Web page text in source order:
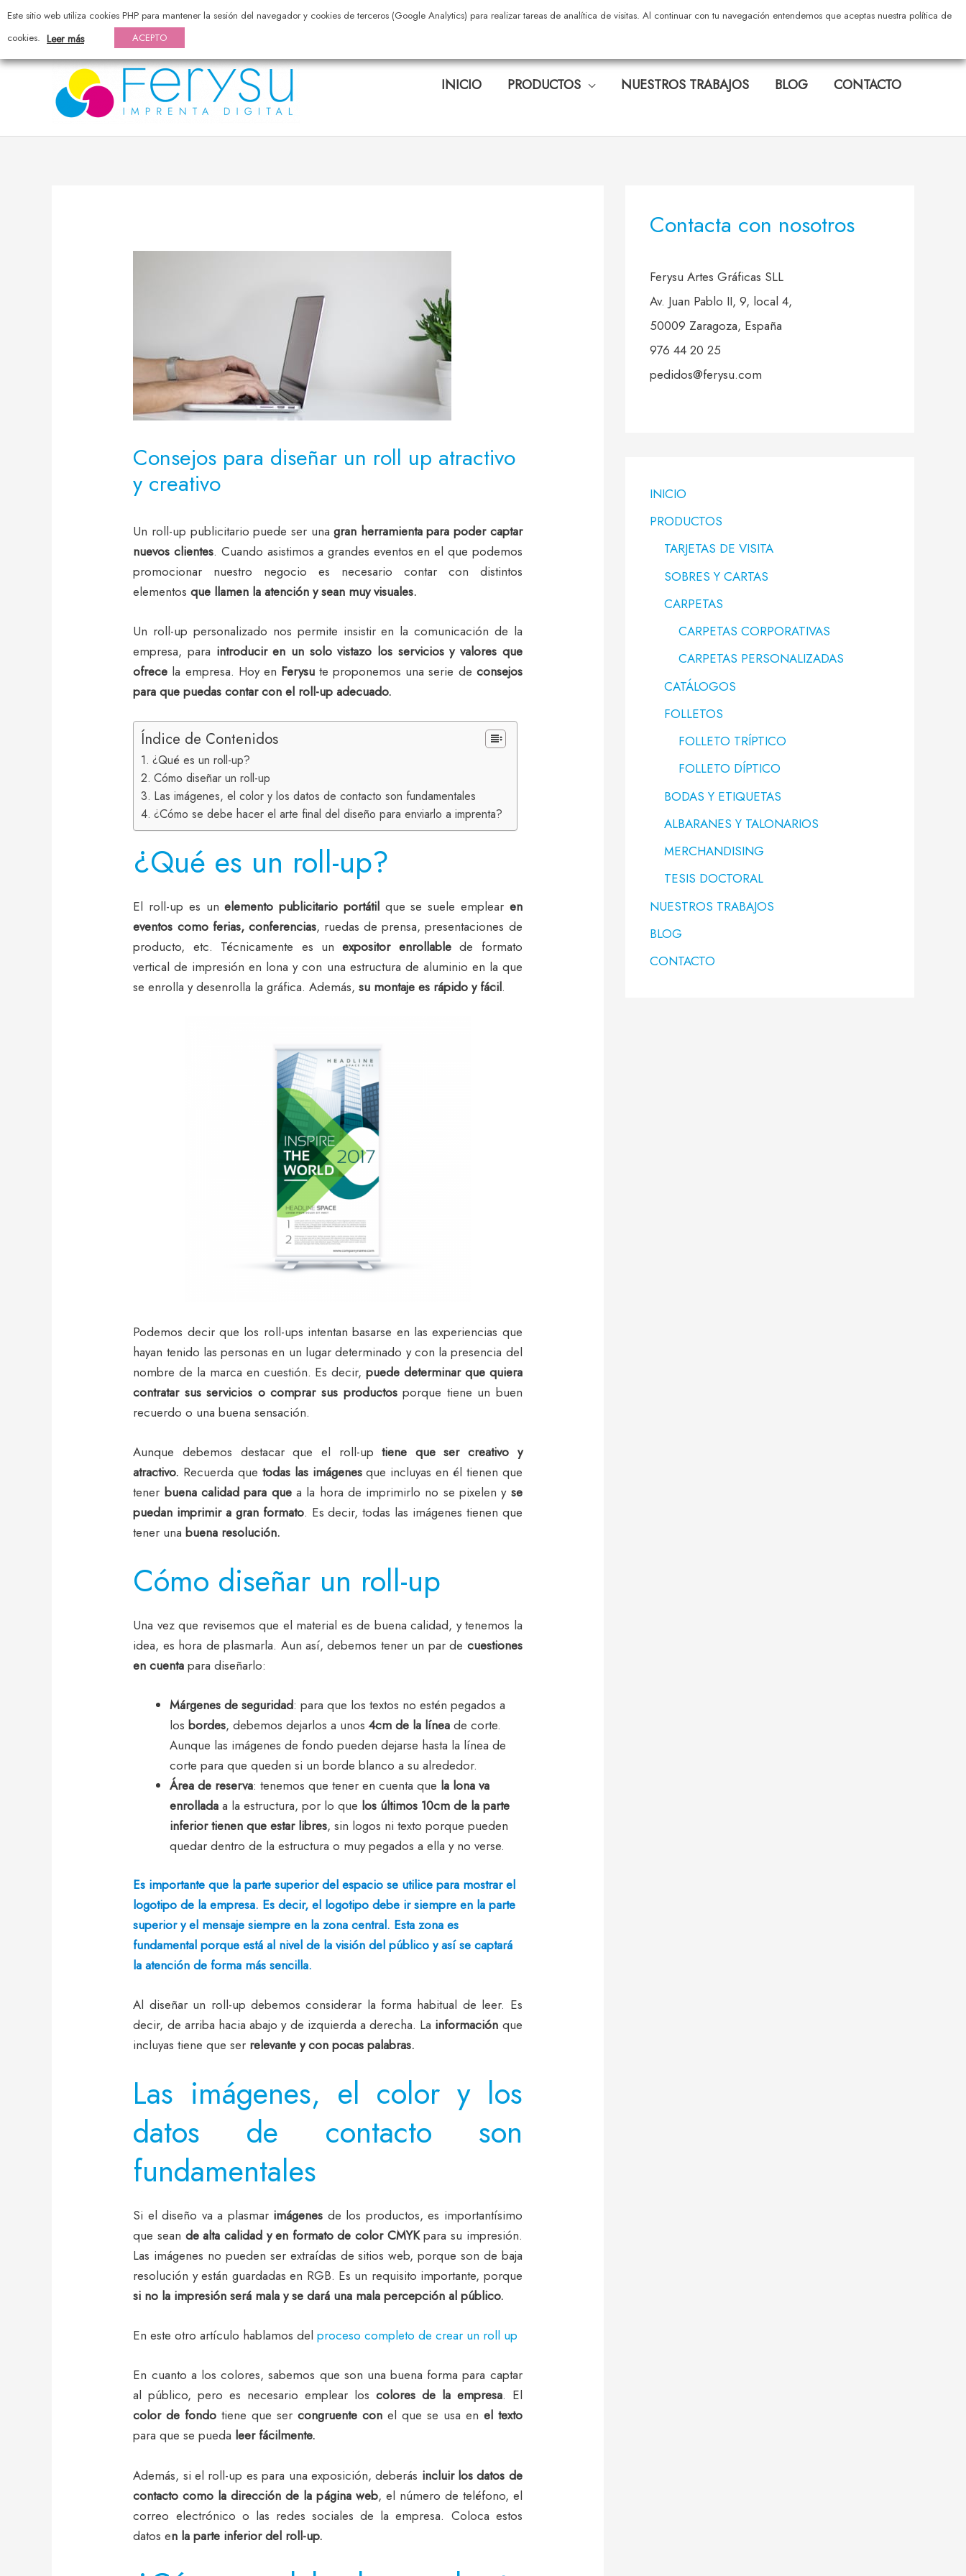
976 44 20 25 — pedidos@ferysu.com
INICIO PRODUCTOS NUESTROS TRABAJOS BLOG CONTACTO
Consejos para diseñar un roll up atractivo
y creativo
Un roll-up publicitario puede ser unagran herramienta para poder captar
nuevos clientes. Cuando asistimos a grandes eventos en el que podemos
promocionar nuestro negocio es necesario contar con distintos
elementosque llamen la atención y sean muy visuales.
Un roll-up personalizado nos permite insistir en la comunicación de la
empresa, para introducir en un solo vistazo los servicios y valores que
ofrece la empresa. Hoy en Ferysute proponemos una serie de consejos
para que puedas contar con el roll-up adecuado.
Índice de Contenidos
¿Qué es un roll-up?
Cómo diseñar un roll-up
Las imágenes, el color y los datos de contacto son fundamentales
¿Cómo se debe hacer el arte final del diseño para enviarlo a imprenta?
¿Qué es un roll-up?
El roll-up es un elemento publicitario portátilque se suele emplear en
eventos como ferias, conferencias, ruedas de prensa, presentaciones de
producto, etc. Técnicamente es unexpositor enrollablede formato
vertical de impresión en lona y con una estructura de aluminio en la que
se enrolla y desenrolla la gráfica. Además,su montaje es rápido y fácil.
Podemos decir que los roll-ups intentan basarse en las experiencias que
hayan tenido las personas en un lugar determinado y con la presencia del
nombre de la marca en cuestión. Es decir,puede determinar que quiera
contratar sus servicios o comprar sus productosporque tiene un buen
recuerdo o una buena sensación.
Aunque debemos destacar que el roll-uptiene que ser creativo y
atractivo. Recuerda que todas las imágenesque incluyas en él tienen que
tener buena calidad para quea la hora de imprimirlo no se pixelen y se
puedan imprimir a gran formato. Es decir, todas las imágenes tienen que
tener unabuena resolución.
Cómo diseñar un roll-up
Una vez que revisemos que el material es de buena calidad, y tenemos la
idea, es hora de plasmarla. Aun así, debemos tener un par de cuestiones
en cuenta para diseñarlo:
Márgenes de seguridad: para que los textos no estén pegados a
los bordes, debemos dejarlos a unos 4cm de la línea de corte.
Aunque las imágenes de fondo pueden dejarse hasta la línea de
corte para que queden si un borde blanco a su alrededor.
Área de reserva: tenemos que tener en cuenta que la lona va
enrollada a la estructura, por lo que los últimos 10cm de la parte
inferior tienen que estar libres, sin logos ni texto porque pueden
quedar dentro de la estructura o muy pegados a ella y no verse.
Es importante que la parte superior del espacio se utilice para mostrar el
logotipo de la empresa. Es decir, el logotipo debe ir siempre en la parte
superior y el mensaje siempre en la zona central. Esta zona es
fundamental porque está al nivel de la visión del público y así se captará
la atención de forma más sencilla.
Al diseñar un roll-up debemos considerar la forma habitual de leer. Es
decir, de arriba hacia abajo y de izquierda a derecha. La información que
incluyas tiene que ser relevante y con pocas palabras.
Las imágenes, el color y los
datos de contacto son
fundamentales
Si el diseño va a plasmarimágenes de los productos, es importantísimo
que sean de alta calidad y en formato de color CMYKpara su impresión.
Las imágenes no pueden ser extraídas de sitios web, porque son de baja
resolución y están guardadas en RGB. Es un requisito importante, porque
si no la impresión será mala y se dará una mala percepción al público.
En este otro artículo hablamos delproceso completo de crear un roll up
En cuanto a los colores, sabemos que son una buena forma para captar
al público, pero es necesario emplear los colores de la empresa. El
color de fondo tiene que sercongruente con el que se usa en el texto
para que se pueda leer fácilmente.
Además, si el roll-up es para una exposición, deberás incluir los datos de
contacto como la dirección de la página web, el número de teléfono, el
correo electrónico o las redes sociales de la empresa. Coloca estos
datos en la parte inferior del roll-up.
Contacta con nosotros
Ferysu Artes Gráficas SLL
Av. Juan Pablo II, 9, local 4,
50009 Zaragoza, España
976 44 20 25
pedidos@ferysu.com
INICIO
PRODUCTOS
TARJETAS DE VISITA
SOBRES Y CARTAS
CARPETAS
CARPETAS CORPORATIVAS
CARPETAS PERSONALIZADAS
CATÁLOGOS
FOLLETOS
FOLLETO TRÍPTICO
FOLLETO DÍPTICO
BODAS Y ETIQUETAS
ALBARANES Y TALONARIOS
MERCHANDISING
TESIS DOCTORAL
NUESTROS TRABAJOS
BLOG
CONTACTO
Este sitio web utiliza cookies PHP para mantener la sesión del navegador y cookies de terceros (Google Analytics) para realizar tareas de analítica de visitas. Al continuar con tu navegación entendemos que aceptas nuestra política de
cookies. Leer más ACEPTO